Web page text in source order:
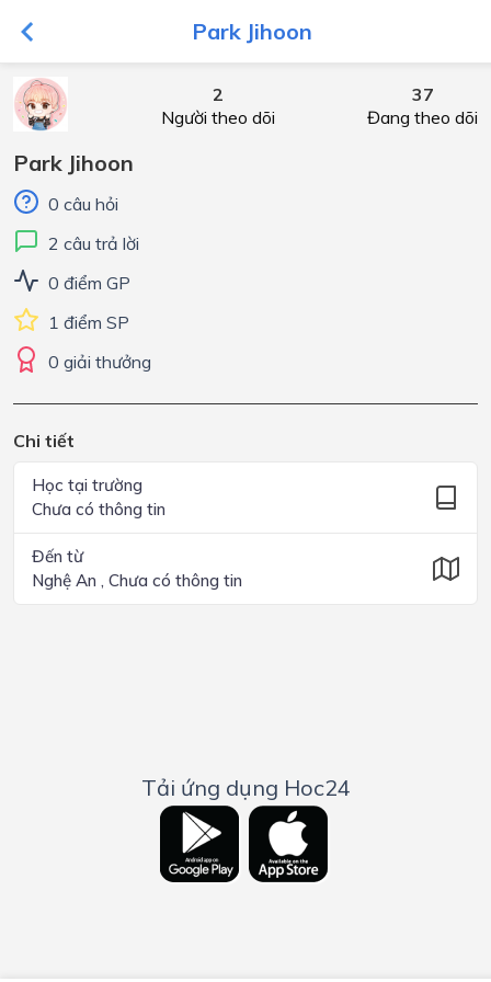
Park Jihoon
2
Người theo dõi
37
Đang theo dõi
Park Jihoon
0 câu hỏi
2 câu trả lời
0 điểm GP
1 điểm SP
0 giải thưởng
Chi tiết
Học tại trường
Chưa có thông tin
Đến từ
Nghệ An , Chưa có thông tin
Tải ứng dụng Hoc24